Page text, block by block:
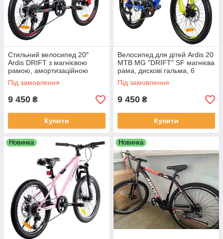
Стильний велосипед 20″
Ardis DRIFT з магнієвою
рамою, амортизаційною
вилкою, чорно-червоного
кольору
Під замовлення
9 450 ₴
Купити
Велосипед для дітей Ardis 20
MTB MG "DRIFT" SF магнієва
рама, дискові гальма, 6
швидкостей, синьо-жовтого
кольору
Під замовлення
9 450 ₴
Купити
Новинка Новинка